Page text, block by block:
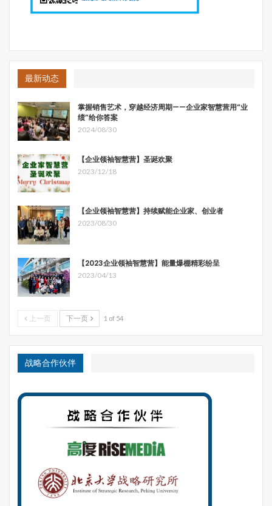
最新动态
掌握销售艺术，穿越经济周期——企业家智慧营用“业
绩”给你答案
2024/08/30
【企业领袖智慧营】圣诞欢聚
2023/12/18
【企业领袖智慧营】持续赋能企业家、创业者
2023/08/30
【2023企业领袖智慧营】能量爆棚精彩纷呈
2023/04/13
上一页 下一页 1 of 54
战略合作伙伴